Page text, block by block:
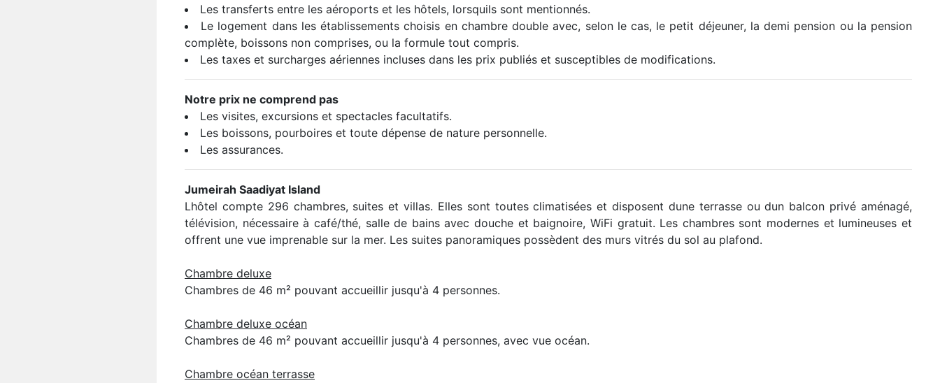
Les transferts entre les aéroports et les hôtels, lorsquils sont mentionnés.
Le logement dans les établissements choisis en chambre double avec, selon le cas, le petit déjeuner, la demi pension ou la pension
complète, boissons non comprises, ou la formule tout compris.
Les taxes et surcharges aériennes incluses dans les prix publiés et susceptibles de modifications.
Notre prix ne comprend pas
Les visites, excursions et spectacles facultatifs.
Les boissons, pourboires et toute dépense de nature personnelle.
Les assurances.
Jumeirah Saadiyat Island
Lhôtel compte 296 chambres, suites et villas. Elles sont toutes climatisées et disposent dune terrasse ou dun balcon privé aménagé,
télévision, nécessaire à café/thé, salle de bains avec douche et baignoire, WiFi gratuit. Les chambres sont modernes et lumineuses et
offrent une vue imprenable sur la mer. Les suites panoramiques possèdent des murs vitrés du sol au plafond.
Chambre deluxe
Chambres de 46 m² pouvant accueillir jusqu'à 4 personnes.
Chambre deluxe océan
Chambres de 46 m² pouvant accueillir jusqu'à 4 personnes, avec vue océan.
Chambre océan terrasse